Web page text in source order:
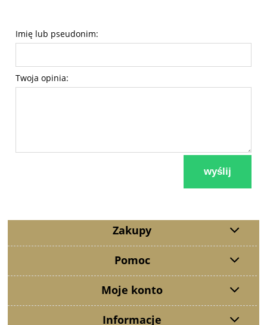
Imię lub pseudonim:
Twoja opinia:
wyślij
Zakupy
Pomoc
Moje konto
Informacje